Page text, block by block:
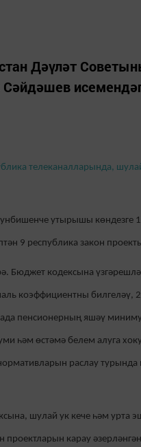
Дәүләт
телеканалларында,
утырышы көндезге
9 республика закон
Бюджет кодексына
коэффициентны билгеләү,
пенсионерның яшәү
һәм өстәмә белем алуга
раслау
шулай ук кече һәм урта
карау